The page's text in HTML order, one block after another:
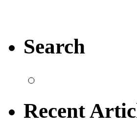
Search
Recent